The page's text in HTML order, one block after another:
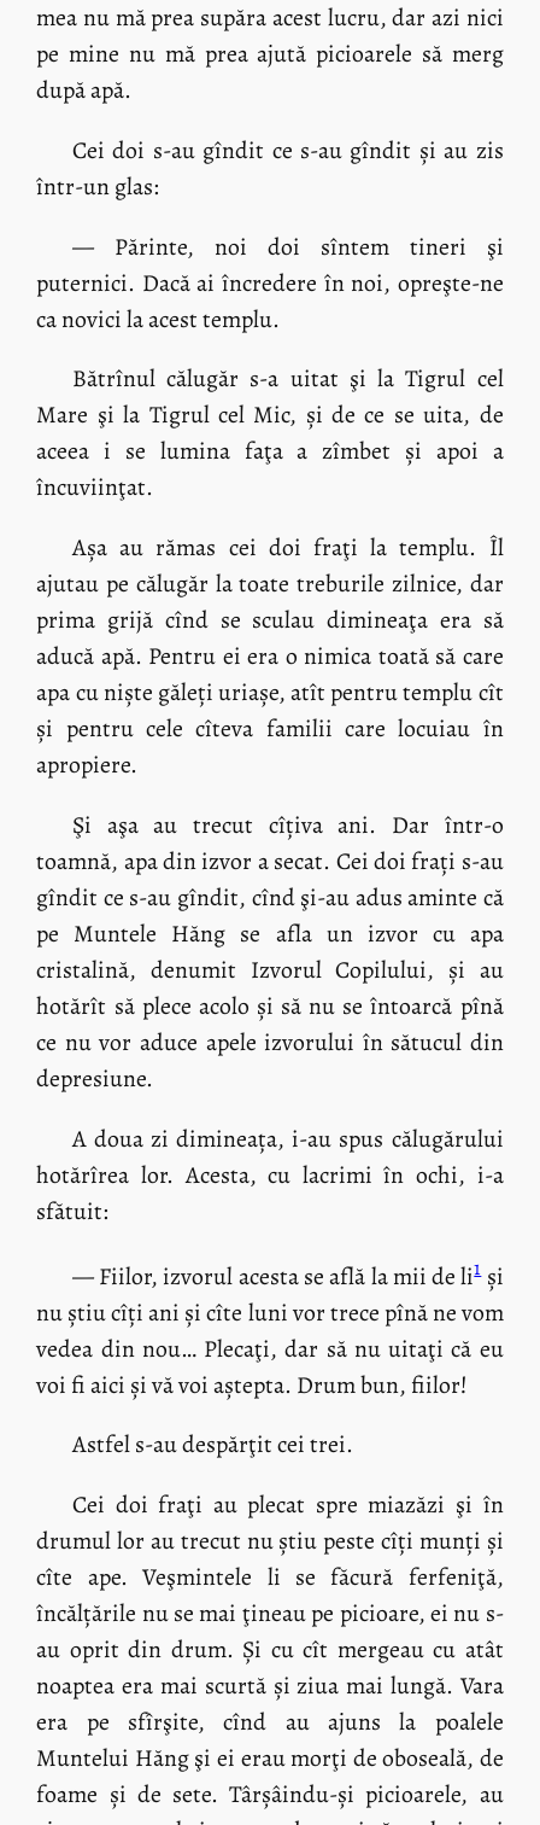
mea nu mă prea supăra acest lucru, dar azi nici
pe mine nu mă prea ajută picioarele să merg
după apă.
Cei doi s-au gîndit ce s-au gîndit și au zis
într-un glas:
— Părinte, noi doi sîntem tineri şi
puternici. Dacă ai încredere în noi, opreşte-ne
ca novici la acest templu.
Bătrînul călugăr s-a uitat şi la Tigrul cel
Mare şi la Tigrul cel Mic, și de ce se uita, de
aceea i se lumina faţa a zîmbet și apoi a
încuviinţat.
Așa au rămas cei doi fraţi la templu. Îl
ajutau pe călugăr la toate treburile zilnice, dar
prima grijă cînd se sculau dimineaţa era să
aducă apă. Pentru ei era o nimica toată să care
apa cu niște găleți uriașe, atît pentru templu cît
și pentru cele cîteva familii care locuiau în
apropiere.
Şi aşa au trecut cîțiva ani. Dar într-o
toamnă, apa din izvor a secat. Cei doi frați s-au
gîndit ce s-au gîndit, cînd şi-au adus aminte că
pe Muntele Hăng se afla un izvor cu apa
cristalină, denumit Izvorul Copilului, și au
hotărît să plece acolo și să nu se întoarcă pînă
ce nu vor aduce apele izvorului în sătucul din
depresiune.
A doua zi dimineața, i-au spus călugărului
hotărîrea lor. Acesta, cu lacrimi în ochi, i-a
sfătuit:
— Fiilor, izvorul acesta se află la mii de li1și
nu știu cîți ani și cîte luni vor trece pînă ne vom
vedea din nou… Plecaţi, dar să nu uitaţi că eu
voi fi aici și vă voi aștepta. Drum bun, fiilor!
Astfel s-au despărţit cei trei.
Cei doi fraţi au plecat spre miazăzi şi în
drumul lor au trecut nu știu peste cîți munți și
cîte ape. Veşmintele li se făcură ferfeniţă,
încălțările nu se mai ţineau pe picioare, ei nu s-
au oprit din drum. Și cu cît mergeau cu atât
noaptea era mai scurtă și ziua mai lungă. Vara
era pe sfîrşite, cînd au ajuns la poalele
Muntelui Hăng şi ei erau morţi de oboseală, de
foame și de sete. Târșâindu-și picioarele, au